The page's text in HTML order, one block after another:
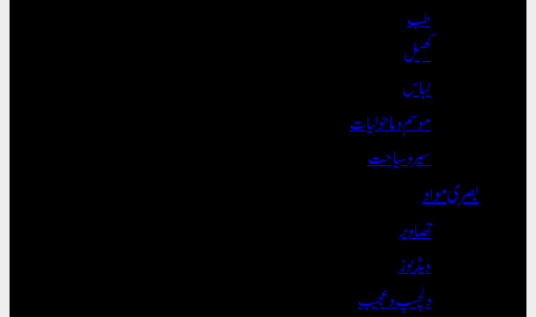
کھیل
لباس
موسم و ماحولیات
سیر و سیاحت
بصری مواد
تصاویر
ویڈیوز
دلچسپ و عجیب